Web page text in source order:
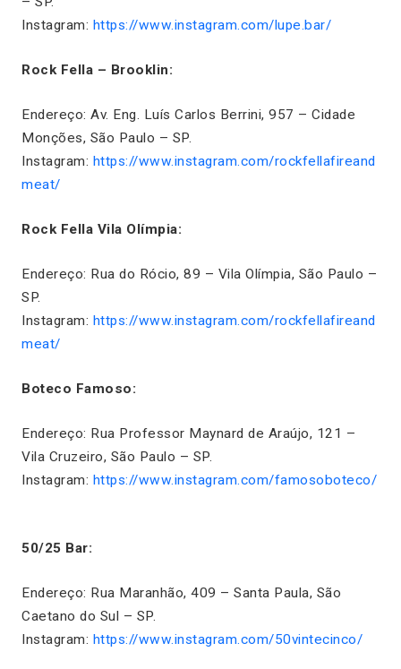
Instagram: https://www.instagram.com/lupe.bar/
Rock Fella – Brooklin:
Endereço: Av. Eng. Luís Carlos Berrini, 957 – Cidade
Monções, São Paulo – SP.
Instagram: https://www.instagram.com/rockfellafireand
meat/
Rock Fella Vila Olímpia:
Endereço: Rua do Rócio, 89 – Vila Olímpia, São Paulo –
SP.
Instagram: https://www.instagram.com/rockfellafireand
meat/
Boteco Famoso:
Endereço: Rua Professor Maynard de Araújo, 121 –
Vila Cruzeiro, São Paulo – SP.
Instagram: https://www.instagram.com/famosoboteco/
50/25 Bar:
Endereço: Rua Maranhão, 409 – Santa Paula, São
Caetano do Sul – SP.
Instagram: https://www.instagram.com/50vintecinco/